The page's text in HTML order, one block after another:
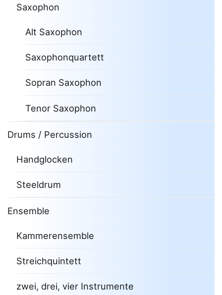
Saxophon
Alt Saxophon
Saxophonquartett
Sopran Saxophon
Tenor Saxophon
Drums / Percussion
Handglocken
Steeldrum
Ensemble
Kammerensemble
Streichquintett
zwei, drei, vier Instrumente